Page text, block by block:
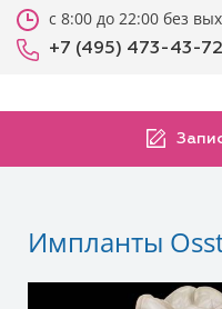
с 8:00 до 22:00 без
+7 (495) 473-43-72
Импланты